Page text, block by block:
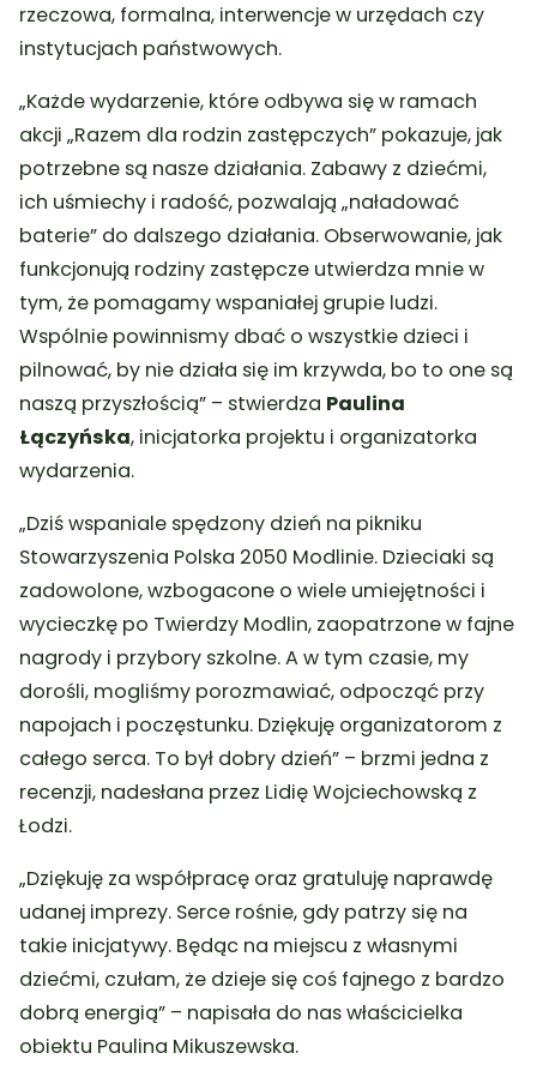
rzeczowa, formalna, interwencje w urzędach czy
instytucjach państwowych.
„Każde wydarzenie, które odbywa się w ramach
akcji „Razem dla rodzin zastępczych” pokazuje, jak
potrzebne są nasze działania. Zabawy z dziećmi,
ich uśmiechy i radość, pozwalają „naładować
baterie” do dalszego działania. Obserwowanie, jak
funkcjonują rodziny zastępcze utwierdza mnie w
tym, że pomagamy wspaniałej grupie ludzi.
Wspólnie powinnismy dbać o wszystkie dzieci i
pilnować, by nie działa się im krzywda, bo to one są
naszą przyszłością” – stwierdza Paulina
Łączyńska, inicjatorka projektu i organizatorka
wydarzenia.
„Dziś wspaniale spędzony dzień na pikniku
Stowarzyszenia Polska 2050 Modlinie. Dzieciaki są
zadowolone, wzbogacone o wiele umiejętności i
wycieczkę po Twierdzy Modlin, zaopatrzone w fajne
nagrody i przybory szkolne. A w tym czasie, my
dorośli, mogliśmy porozmawiać, odpocząć przy
napojach i poczęstunku. Dziękuję organizatorom z
całego serca. To był dobry dzień” – brzmi jedna z
recenzji, nadesłana przez Lidię Wojciechowską z
Łodzi.
„Dziękuję za współpracę oraz gratuluję naprawdę
udanej imprezy. Serce rośnie, gdy patrzy się na
takie inicjatywy. Będąc na miejscu z własnymi
dziećmi, czułam, że dzieje się coś fajnego z bardzo
dobrą energią” – napisała do nas właścicielka
obiektu Paulina Mikuszewska.